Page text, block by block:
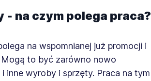
na czym polega praca?
na wspomnianej już promocji i
to być zarówno nowo
inne wyroby i sprzęty. Praca na tym